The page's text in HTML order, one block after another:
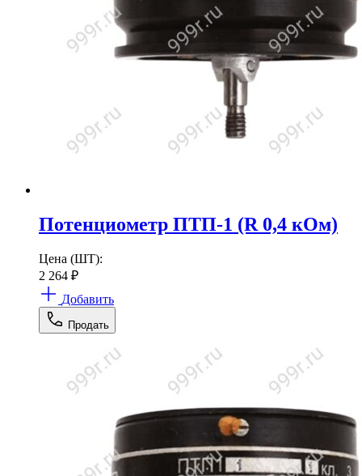
Потенциометр ПТП-1 (R 0,4 кОм)
Цена (ШТ):
2 264 ₽
Добавить
Продать